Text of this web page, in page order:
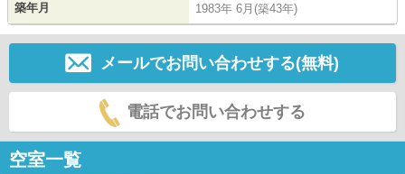
築年月 1983年 6月(築43年)
メールでお問い合わせする(無料)
電話でお問い合わせする
空室一覧